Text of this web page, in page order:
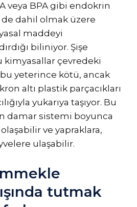
veya BPA gibi endokrin
dahil olmak üzere
maddeyi
biliniyor. Şişe
kimyasallar çevredeki
bu yeterince kötü, ancak
altı plastik parçacıkları
yukarıya taşıyor. Bu
damar sistemi boyunca
ve yapraklara,
ulaşabilir.
tutmak